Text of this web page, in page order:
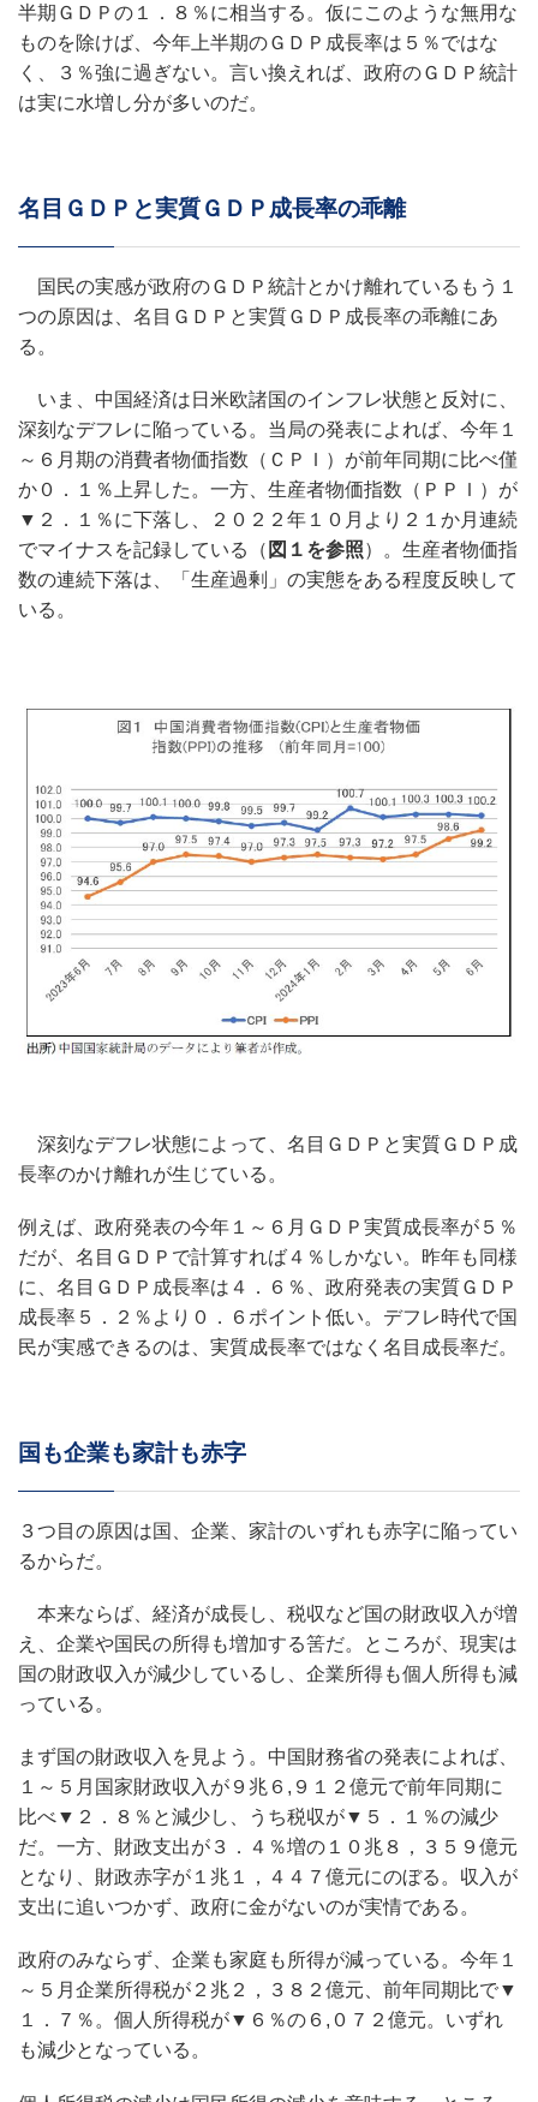
半期ＧＤＰの１．８％に相当する。仮にこのような無用な
ものを除けば、今年上半期のＧＤＰ成長率は５％ではな
く、３％強に過ぎない。言い換えれば、政府のＧＤＰ統計
は実に水増し分が多いのだ。
名目ＧＤＰと実質ＧＤＰ成長率の乖離
国民の実感が政府のＧＤＰ統計とかけ離れているもう１
つの原因は、名目ＧＤＰと実質ＧＤＰ成長率の乖離にあ
る。
いま、中国経済は日米欧諸国のインフレ状態と反対に、
深刻なデフレに陥っている。当局の発表によれば、今年１
～６月期の消費者物価指数（ＣＰＩ）が前年同期に比べ僅
か０．１％上昇した。一方、生産者物価指数（ＰＰＩ）が
▼２．１％に下落し、２０２２年１０月より２１か月連続
でマイナスを記録している（ 図１を参照）。生産者物価指
数の連続下落は、「生産過剰」の実態をある程度反映して
いる。
深刻なデフレ状態によって、名目ＧＤＰと実質ＧＤＰ成
長率のかけ離れが生じている。
例えば、政府発表の今年１～６月ＧＤＰ実質成長率が５％
だが、名目ＧＤＰで計算すれば４％しかない。昨年も同様
に、名目ＧＤＰ成長率は４．６％、政府発表の実質ＧＤＰ
成長率５．２％より０．６ポイント低い。デフレ時代で国
民が実感できるのは、実質成長率ではなく名目成長率だ。
国も企業も家計も赤字
３つ目の原因は国、企業、家計のいずれも赤字に陥ってい
るからだ。
本来ならば、経済が成長し、税収など国の財政収入が増
え、企業や国民の所得も増加する筈だ。ところが、現実は
国の財政収入が減少しているし、企業所得も個人所得も減
っている。
まず国の財政収入を見よう。中国財務省の発表によれば、
１～５月国家財政収入が９兆６,９１２億元で前年同期に
比べ▼２．８％と減少し、うち税収が▼５．１％の減少
だ。一方、財政支出が３．４％増の１０兆８，３５９億元
となり、財政赤字が１兆１，４４７億元にのぼる。収入が
支出に追いつかず、政府に金がないのが実情である。
政府のみならず、企業も家庭も所得が減っている。今年１
～５月企業所得税が２兆２，３８２億元、前年同期比で▼
１．７％。個人所得税が▼６％の６,０７２億元。いずれ
も減少となっている。